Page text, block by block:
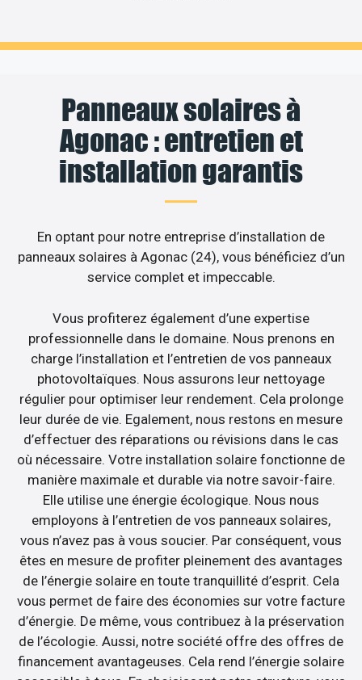
Panneaux solaires à
Agonac : entretien et
installation garantis
En optant pour notre entreprise d’installation de
panneaux solaires à Agonac (24), vous bénéficiez d’un
service complet et impeccable.
Vous profiterez également d’une expertise
professionnelle dans le domaine. Nous prenons en
charge l’installation et l’entretien de vos panneaux
photovoltaïques. Nous assurons leur nettoyage
régulier pour optimiser leur rendement. Cela prolonge
leur durée de vie. Egalement, nous restons en mesure
d’effectuer des réparations ou révisions dans le cas
où nécessaire. Votre installation solaire fonctionne de
manière maximale et durable via notre savoir-faire.
Elle utilise une énergie écologique. Nous nous
employons à l’entretien de vos panneaux solaires,
vous n’avez pas à vous soucier. Par conséquent, vous
êtes en mesure de profiter pleinement des avantages
de l’énergie solaire en toute tranquillité d’esprit. Cela
vous permet de faire des économies sur votre facture
d’énergie. De même, vous contribuez à la préservation
de l’écologie. Aussi, notre société offre des offres de
financement avantageuses. Cela rend l’énergie solaire